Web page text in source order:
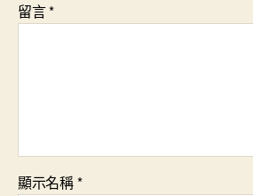
留言*
顯示名稱*